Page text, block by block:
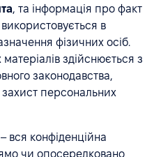
, та інформація про факт
в
фізичних осіб.
здійснюється з
законодавства,
персональних
– вся конфіденційна
чи опосередковано